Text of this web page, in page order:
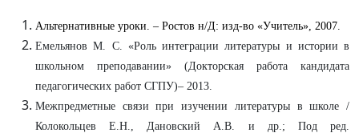
Альтернативные уроки. – Ростов н/Д: изд-во «Учитель», 2007.
Емельянов М. С. «Роль интеграции литературы и истории в
школьном преподавании» (Докторская работа кандидата
педагогических работ СГПУ)– 2013.
Межпредметные связи при изучении литературы в школе /
Колокольцев Е.Н., Дановский А.В. и др.; Под ред.